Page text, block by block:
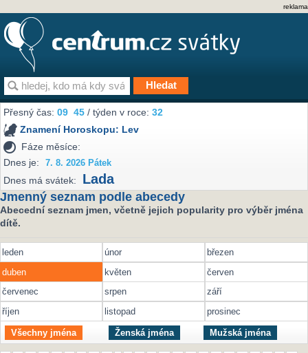
reklama
Přesný čas:09 45 / týden v roce:32
Znamení Horoskopu: Lev
Fáze měsíce:
Dnes je:
7. 8. 2026 Pátek
Dnes má svátek: Lada
Jmenný seznam podle abecedy
Abecední seznam jmen, včetně jejich popularity pro výběr jména
dítě.
leden únor
březen
duben
květen
červen
červenec
srpen
září
říjen
listopad prosinec
Všechny jména Ženská jména Mužská jména